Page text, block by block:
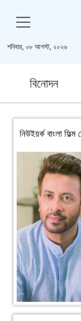
শনিবার, ০৮ আগস্ট, ২০২৬
বিনোদন
নিউইয়র্ক বাংলা